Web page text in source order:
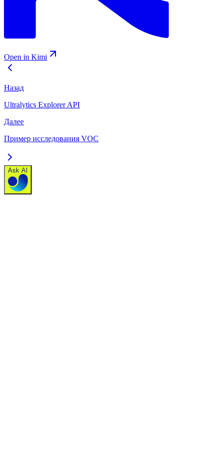
Open in Kimi
Назад
Ultralytics Explorer API
Далее
Пример исследования VOC
Ask AI